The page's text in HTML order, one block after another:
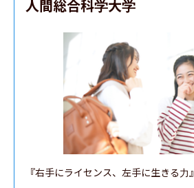
人間総合科学大学
『右手にライセンス、左手に生きる力』